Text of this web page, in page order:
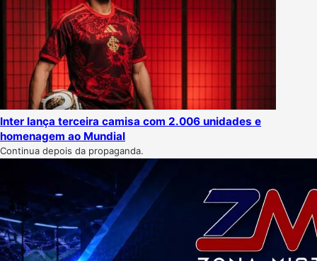
Inter lança terceira camisa com 2.006 unidades e
homenagem ao Mundial
Continua depois da propaganda.